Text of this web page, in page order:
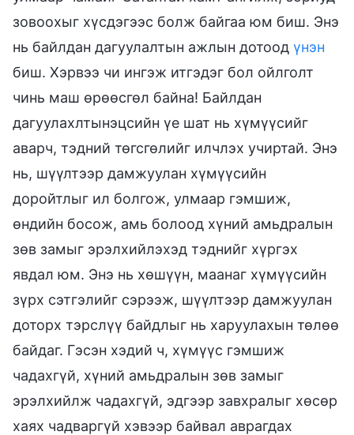
зовоохыг хүсдэгээс болж байгаа юм биш. Энэ
нь байлдан дагуулалтын ажлын дотоод үнэн
биш. Хэрвээ чи ингэж итгэдэг бол ойлголт
чинь маш өрөөсгөл байна! Байлдан
дагуулахлтынэцсийн үе шат нь хүмүүсийг
аварч, тэдний төгсгөлийг илчлэх учиртай. Энэ
нь, шүүлтээр дамжуулан хүмүүсийн
доройтлыг ил болгож, улмаар гэмшиж,
өндийн босож, амь болоод хүний амьдралын
зөв замыг эрэлхийлэхэд тэднийг хүргэх
явдал юм. Энэ нь хөшүүн, маанаг хүмүүсийн
зүрх сэтгэлийг сэрээж, шүүлтээр дамжуулан
доторх тэрслүү байдлыг нь харуулахын төлөө
байдаг. Гэсэн хэдий ч, хүмүүс гэмшиж
чадахгүй, хүний амьдралын зөв замыг
эрэлхийлж чадахгүй, эдгээр завхралыг хөсөр
хаях чадваргүй хэвээр байвал аврагдах